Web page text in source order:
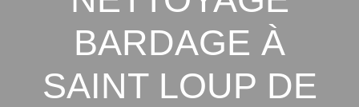
BARDAGE À
SAINT LOUP DE